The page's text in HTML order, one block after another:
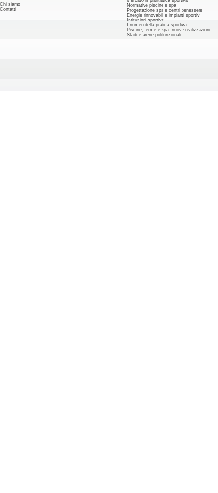
Chi siamo
Contatti
Normative piscine e spa
Progettazione spa e centri benessere
Energie rinnovabili e impianti sportivi
Istituzioni sportive
I numeri della pratica sportiva
Piscine, terme e spa: nuove realizzazioni
Stadi e arene polifunzionali